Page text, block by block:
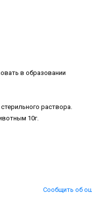
в образовании
раствора.
10г.
Сообщить об